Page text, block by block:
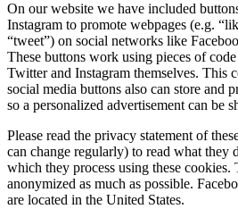
On our website we have included
Instagram to promote webpages (e.g.
“tweet”) on social networks like
These buttons work using pieces of
Twitter and Instagram themselves. This
social media buttons also can store and
so a personalized advertisement can be
Please read the privacy statement of
can change regularly) to read what they
which they process using these cookies.
anonymized as much as possible.
are located in the United States.